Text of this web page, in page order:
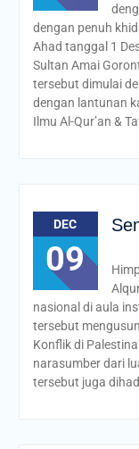
dengan penuh
Ahad tanggal 1
Sultan Amai
tersebut dimulai
dengan lantunan
Ilmu Al-Qur’an &
DEC
09
nasional di aula
tersebut
Konflik di
narasumber dari
tersebut juga